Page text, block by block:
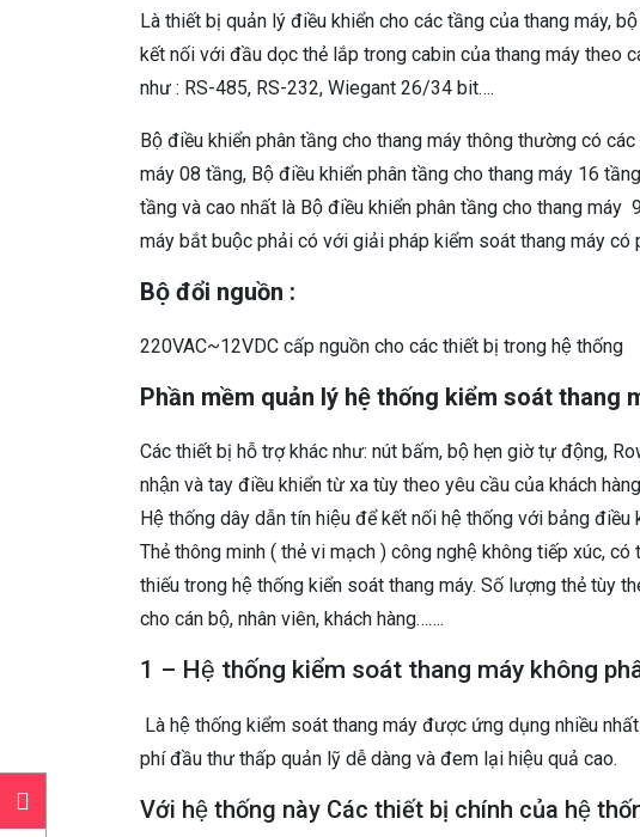
Là thiết bị quản lý điều khiển cho các tầng của thang máy,
kết nối với đầu dọc thẻ lắp trong cabin của thang máy theo
như : RS-485, RS-232, Wiegant 26/34 bit….
Bộ điều khiển phân tầng cho thang máy thông thường có
máy 08 tầng, Bộ điều khiển phân tầng cho thang máy 16
tầng và cao nhất là Bộ điều khiển phân tầng cho thang máy
máy bắt buộc phải có với giải pháp kiểm soát thang máy có
Bộ đổi nguồn :
220VAC~12VDC cấp nguồn cho các thiết bị trong hệ thống
Phần mềm quản lý hệ thống kiểm soát thang
Các thiết bị hỗ trợ khác như: nút bấm, bộ hẹn giờ tự động,
nhận và tay điều khiển từ xa tùy theo yêu cầu của khách
Hệ thống dây dẫn tín hiệu để kết nối hệ thống với bảng điều
Thẻ thông minh ( thẻ vi mạch ) công nghệ không tiếp xúc,
thiếu trong hệ thống kiển soát thang máy. Số lượng thẻ tùy
cho cán bộ, nhân viên, khách hàng…….
1 – Hệ thống kiểm soát thang máy không
Là hệ thống kiểm soát thang máy được ứng dụng nhiều
phí đầu thư thấp quản lỹ dễ dàng và đem lại hiệu quả cao.
Với hệ thống này Các thiết bị chính của hệ